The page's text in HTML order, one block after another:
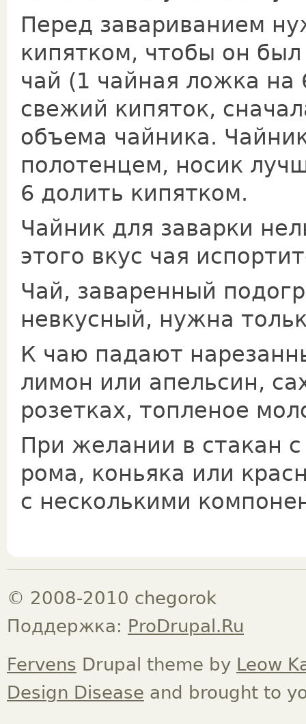
Перед завариванием
кипятком, чтобы он
чай (1 чайная ложка на
свежий кипяток,
объема чайника.
полотенцем, носик
6 долить кипятком.
Чайник для заварки
этого вкус чaя
Чай, заваренный
невкусный, нужна
К чаю падают
лимон или апельсин,
розетках, топленое
При желании в стакан
рома, коньяка или
с несколькими
© 2008-2010 chegorok
Поддержка: ProDrupal.Ru
Fervens Drupal theme by Leow
Design Disease and brought to